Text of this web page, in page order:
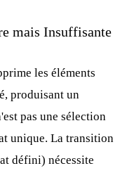
mais Insuffisante
les éléments
produisant un
pas une sélection
unique. La transition
défini) nécessite